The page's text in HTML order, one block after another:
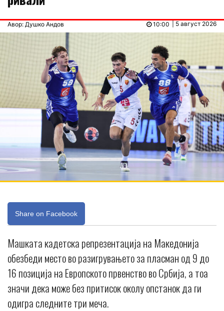
Авор: Душко Андов | 5 август 2026
10:00
Share on Facebook
Машката кадетска репрезентација на Македонија
обезбеди место во разигрувањето за пласман од 9 до
16 позиција на Европското првенство во Србија, а тоа
значи дека може без притисок околу опстанок да ги
одигра следните три меча.